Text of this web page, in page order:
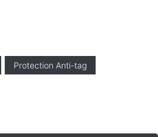
Protection Anti-tag